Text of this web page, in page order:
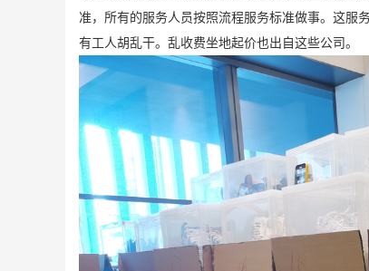
准，所有的服务人员按照流程服务标准做事。这服
有工人胡乱干。乱收费坐地起价也出自这些公司。